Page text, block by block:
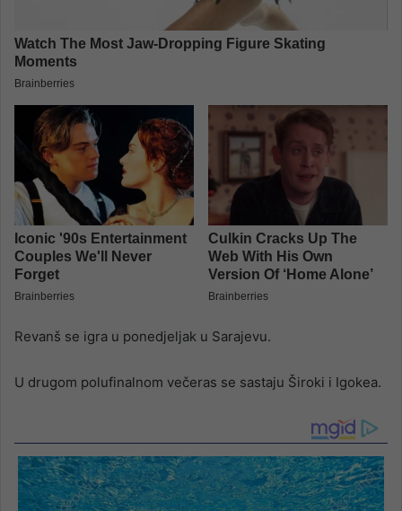
Revanš se igra u ponedjeljak u Sarajevu.
U drugom polufinalnom večeras se sastaju Široki i Igokea.